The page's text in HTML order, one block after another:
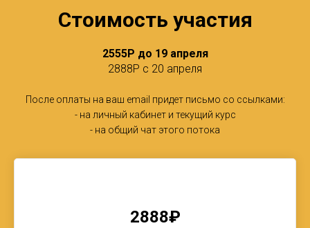
Стоимость участия
2555Р до 19 апреля
2888Р с 20 апреля
После оплаты на ваш email придет письмо со ссылками:
- на личный кабинет и текущий курс
- на общий чат этого потока
2888₽